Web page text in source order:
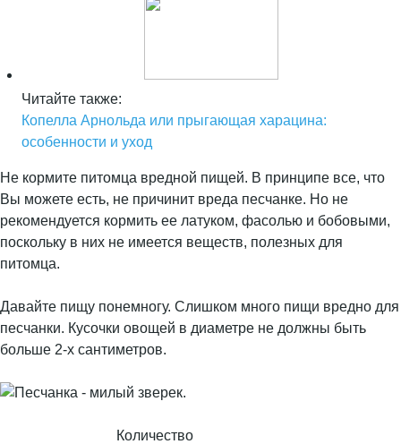
Читайте также:
Копелла Арнольда или прыгающая харацина:
особенности и уход
Не кормите питомца вредной пищей. В принципе все, что
Вы можете есть, не причинит вреда песчанке. Но не
рекомендуется кормить ее латуком, фасолью и бобовыми,
поскольку в них не имеется веществ, полезных для
питомца.
Давайте пищу понемногу. Слишком много пищи вредно для
песчанки. Кусочки овощей в диаметре не должны быть
больше 2-х сантиметров.
Количество